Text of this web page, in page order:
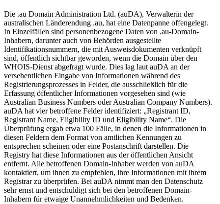
Die .au Domain Administration Ltd. (auDA), Verwalterin der
australischen Länderendung .au, hat eine Datenpanne offengelegt.
In Einzelfällen sind personenbezogene Daten von .au-Domain-
Inhabern, darunter auch von Behörden ausgestellte
Identifikationsnummern, die mit Ausweisdokumenten verknüpft
sind, öffentlich sichtbar geworden, wenn die Domain über den
WHOIS-Dienst abgefragt wurde. Dies lag laut auDA an der
versehentlichen Eingabe von Informationen während des
Registrierungsprozesses in Felder, die ausschließlich für die
Erfassung öffentlicher Informationen vorgesehen sind (wie
Australian Business Numbers oder Australian Company Numbers).
auDA hat vier betroffene Felder identifiziert: „Registrant ID,
Registrant Name, Eligibility ID und Eligibility Name“. Die
Überprüfung ergab etwa 100 Fälle, in denen die Informationen in
diesen Feldern dem Format von amtlichen Kennungen zu
entsprechen scheinen oder eine Postanschrift darstellen. Die
Registry hat diese Informationen aus der öffentlichen Ansicht
entfernt. Alle betroffenen Domain-Inhaber werden von auDA
kontaktiert, um ihnen zu empfehlen, ihre Informationen mit ihrem
Registrar zu überprüfen. Bei auDA nimmt man den Datenschutz
sehr ernst und entschuldigt sich bei den betroffenen Domain-
Inhabern für etwaige Unannehmlichkeiten und Bedenken.